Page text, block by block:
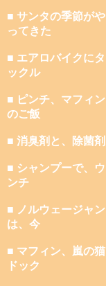
■ サンタの季節がや
ってきた
■ エアロバイクにタ
ックル
■ ピンチ、マフィン
のご飯
■ 消臭剤と、除菌剤
■ シャンプーで、ウ
ンチ
■ ノルウェージャン
は、今
■ マフィン、嵐の猫
ドック